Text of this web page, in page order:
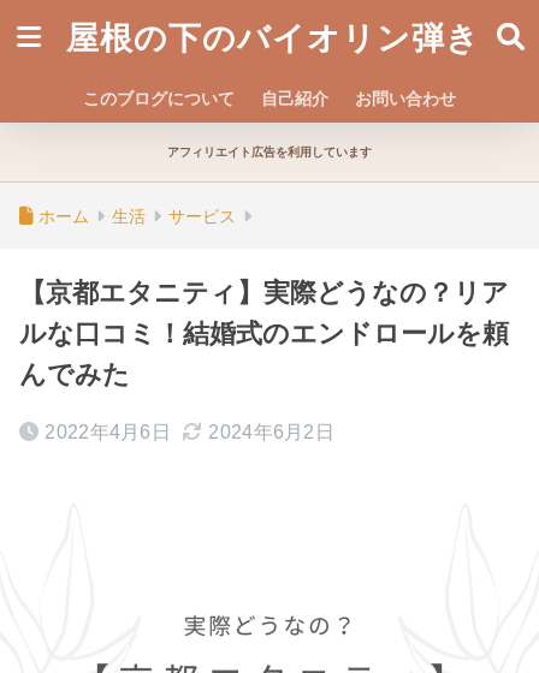
屋根の下のバイオリン弾き
このブログについて 自己紹介 お問い合わせ
アフィリエイト広告を利用しています
ホーム 生活 サービス
【京都エタニティ】実際どうなの？リア
ルな口コミ！結婚式のエンドロールを頼
んでみた
2022年4月6日 2024年6月2日